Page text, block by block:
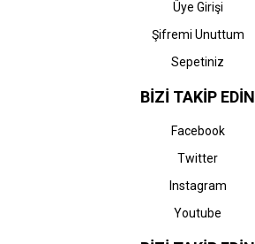
Üye Girişi
Şifremi Unuttum
Sepetiniz
BİZİ TAKİP EDİN
Facebook
Twitter
Instagram
Youtube